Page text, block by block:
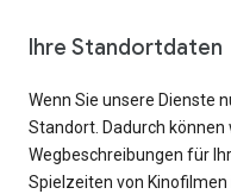
Ihre Standortdaten
Wenn Sie unsere Dienste
Standort. Dadurch können
Wegbeschreibungen für
Spielzeiten von Kinofilmen